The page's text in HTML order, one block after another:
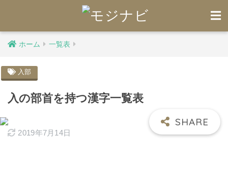
ホーム 一覧表
入部
入の部首を持つ漢字一覧表
2019年7月14日